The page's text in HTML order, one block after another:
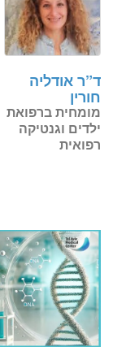
ד”ר אודליה
חורין
מומחית ברפואת
ילדים וגנטיקה
רפואית